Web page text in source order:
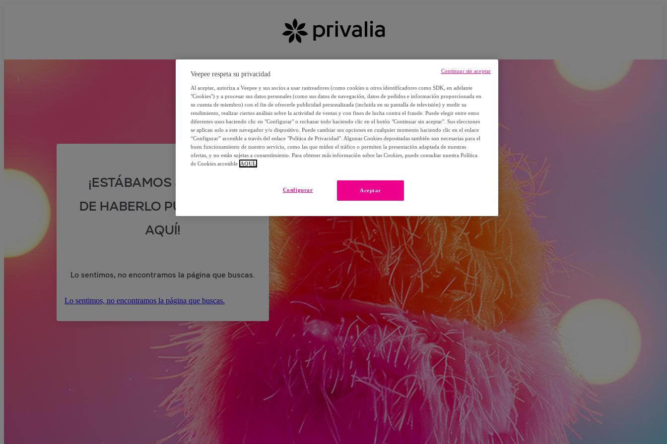
¡ESTÁBAMOS SEGUROS
DE HABERLO PUESTO POR
AQUÍ!
Lo sentimos, no encontramos la página que buscas.
Lo sentimos, no encontramos la página que buscas.
Veepee respeta su privacidad
Al aceptar, autoriza a Veepee y sus socios a usar rastreadores (como cookies u otros identificadores como SDK, en adelante
"Cookies") y a procesar sus datos personales (como sus datos de navegación, datos de pedidos e información proporcionada en
su cuenta de miembro) con el fin de ofrecerle publicidad personalizada (incluida en su pantalla de televisión) y medir su
rendimiento, realizar ciertos análisis sobre la actividad de ventas y con fines de lucha contra el fraude. Puede elegir entre estos
diferentes usos haciendo clic en "Configurar" o rechazar todo haciendo clic en el botón "Continuar sin aceptar". Sus elecciones
se aplican solo a este navegador y/o dispositivo. Puede cambiar sus opciones en cualquier momento haciendo clic en el enlace
“Configurar” accesible a través del enlace "Política de Privacidad". Algunas Cookies depositadas también son necesarias para el
buen funcionamiento de nuestro servicio, como las que miden el tráfico o permiten la presentación adaptada de nuestras
ofertas, y no están sujetas a consentimiento. Para obtener más información sobre las Cookies, puede consultar nuestra Política
de Cookies accesible AQUÍ.
Aceptar
Configurar
Continuar sin aceptar